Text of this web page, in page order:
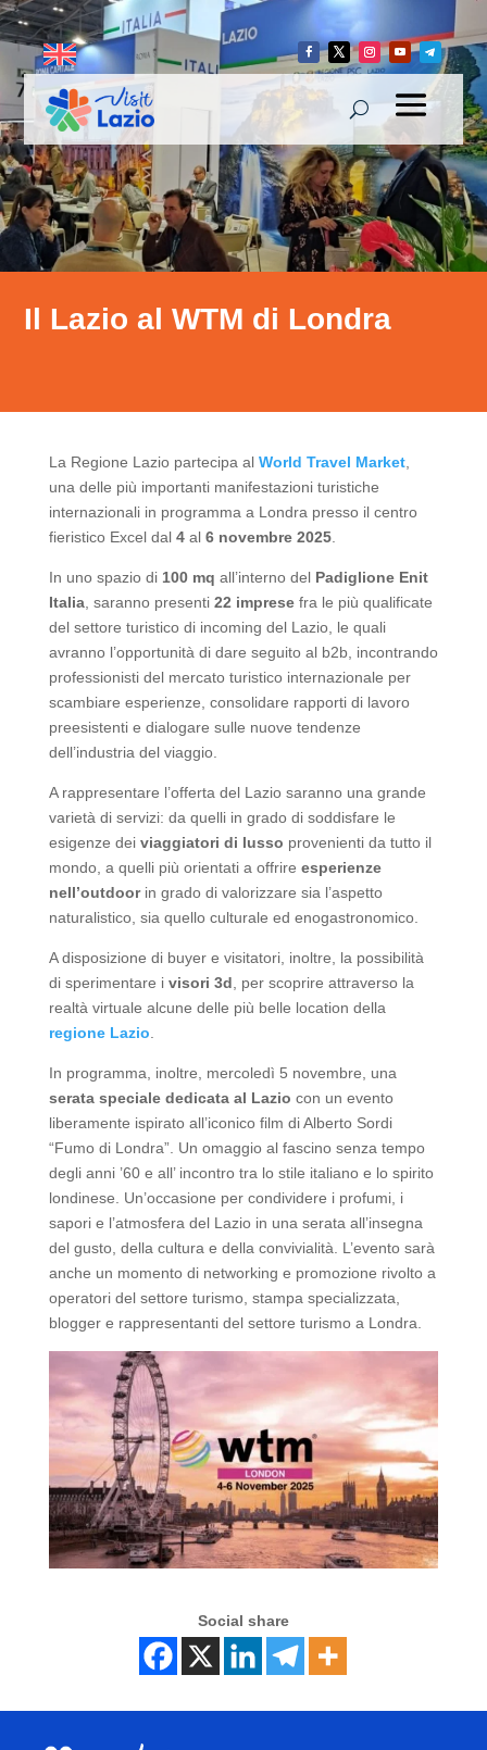
Il Lazio al WTM di Londra
La Regione Lazio partecipa al World Travel Market,
una delle più importanti manifestazioni turistiche
internazionali in programma a Londra presso il centro
fieristico Excel dal 4al6 novembre 2025.
In uno spazio di 100 mq all’interno del Padiglione Enit
Italia, saranno presenti 22 impresefra le più qualificate
del settore turistico di incoming del Lazio, le quali
avranno l’opportunità di dare seguito al b2b, incontrando
professionisti del mercato turistico internazionale per
scambiare esperienze, consolidare rapporti di lavoro
preesistenti e dialogare sulle nuove tendenze
dell’industria del viaggio.
A rappresentare l’offerta del Lazio saranno una grande
varietà di servizi: da quelli in grado di soddisfare le
esigenze dei viaggiatori di lusso provenienti da tutto il
mondo, a quelli più orientati a offrire esperienze
nell’outdoorin grado di valorizzare sia l’aspetto
naturalistico, sia quello culturale ed enogastronomico.
A disposizione di buyer e visitatori, inoltre, la possibilità
di sperimentare i visori 3d , per scoprire attraverso la
realtà virtuale alcune delle più belle location della
regione Lazio
In programma, inoltre, mercoledì 5 novembre, una
serata speciale dedicata al Lazio con un evento
liberamente ispirato all’iconico film di Alberto Sordi
“Fumo di Londra”. Un omaggio al fascino senza tempo
degli anni ’60 e all’ incontro tra lo stile italiano e lo spirito
londinese. Un’occasione per condividere i profumi, i
sapori e l’atmosfera del Lazio in una serata all’insegna
del gusto, della cultura e della convivialità. L’evento sarà
anche un momento di networking e promozione rivolto a
operatori del settore turismo, stampa specializzata,
blogger e rappresentanti del settore turismo a Londra.
Social share